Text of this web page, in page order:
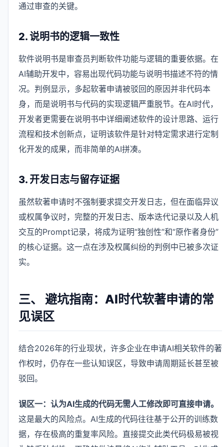
通过审查的关键。
2. 说明书的逻辑一致性
软件说明书是审查员判断软件功能与逻辑的重要依据。在
AI辅助开发中，容易出现代码功能与说明书描述不符的情
况。判例显示，多起软著申请被驳回的原因并非代码本
身，而是说明书与代码的实现逻辑严重脱节。在AI时代，
开发者更需要在说明书中详细阐述软件的设计思路、运行
流程和技术创新点，证明该软件是针对特定需求进行定制
化开发的成果，而非简单的AI拼凑。
3. 开发日志与留存证据
虽然软著申请时不强制要求提交开发日志，但在面临异议
或权属争议时，完整的开发日志、版本迭代记录以及人机
交互的Prompt记录，将成为证明“独创性”和“原作者身份”
的核心证据。这一点在涉及权属纠纷的判例中已被多次证
实。
三、 避坑指南：AI时代软著申请的常
见误区
结合2026年的行业现状，许多企业在申请AI相关软件的著
作权时，仍存在一些认知误区，导致申请周期延长甚至被
驳回。
误区一：认为AI生成的代码无需人工修改即可直接申请。
这是最大的风险点。AI生成的代码往往基于公开的训练数
据，存在极高的重复率风险。直接提交此类代码极易被视